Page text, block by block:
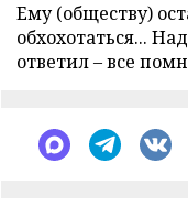
Ему (обществу)
обхохотаться...
ответил – все